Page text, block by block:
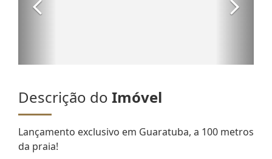
Descrição do Imóvel
Lançamento exclusivo em Guaratuba, a 100 metros
da praia!